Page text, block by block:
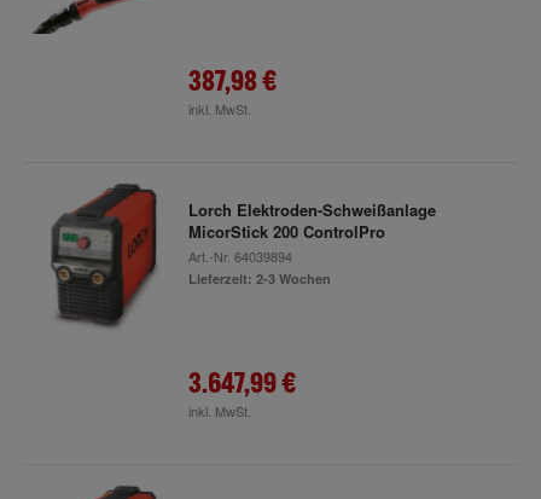
387,98 €
inkl. MwSt.
Lorch Elektroden-Schweißanlage
MicorStick 200 ControlPro
Art.-Nr. 64039894
Lieferzeit: 2-3 Wochen
3.647,99 €
inkl. MwSt.